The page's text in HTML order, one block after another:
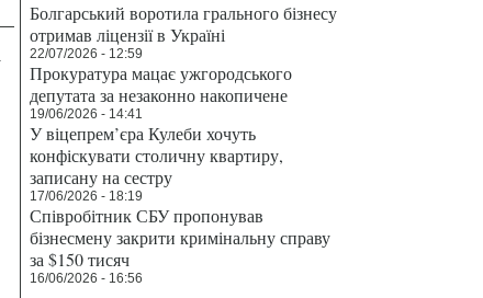
Болгарський воротила грального бізнесу
отримав ліцензії в Україні
22/07/2026 - 12:59
Прокуратура мацає ужгородського
депутата за незаконно накопичене
19/06/2026 - 14:41
У віцепрем’єра Кулеби хочуть
конфіскувати столичну квартиру,
записану на сестру
17/06/2026 - 18:19
Співробітник СБУ пропонував
бізнесмену закрити кримінальну справу
за $150 тисяч
16/06/2026 - 16:56